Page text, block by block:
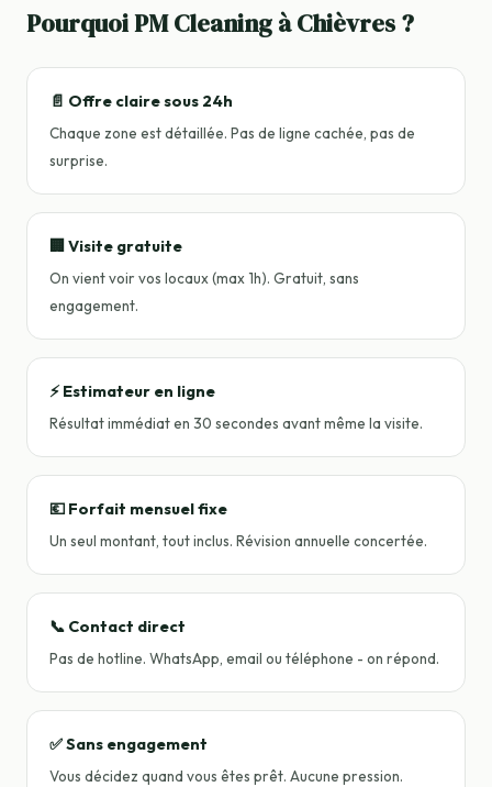
Pourquoi PM Cleaning à Chièvres ?
📄 Offre claire sous 24h
Chaque zone est détaillée. Pas de ligne cachée, pas de
surprise.
🏢 Visite gratuite
On vient voir vos locaux (max 1h). Gratuit, sans
engagement.
⚡ Estimateur en ligne
Résultat immédiat en 30 secondes avant même la visite.
💶 Forfait mensuel fixe
Un seul montant, tout inclus. Révision annuelle concertée.
📞 Contact direct
Pas de hotline. WhatsApp, email ou téléphone - on répond.
✅ Sans engagement
Vous décidez quand vous êtes prêt. Aucune pression.